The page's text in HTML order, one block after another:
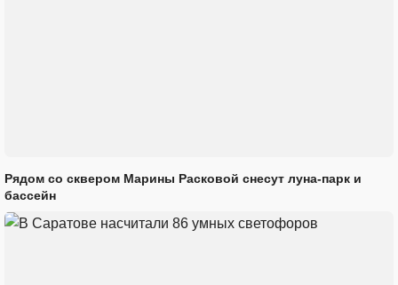
Рядом со сквером Марины Расковой снесут луна-парк и
бассейн